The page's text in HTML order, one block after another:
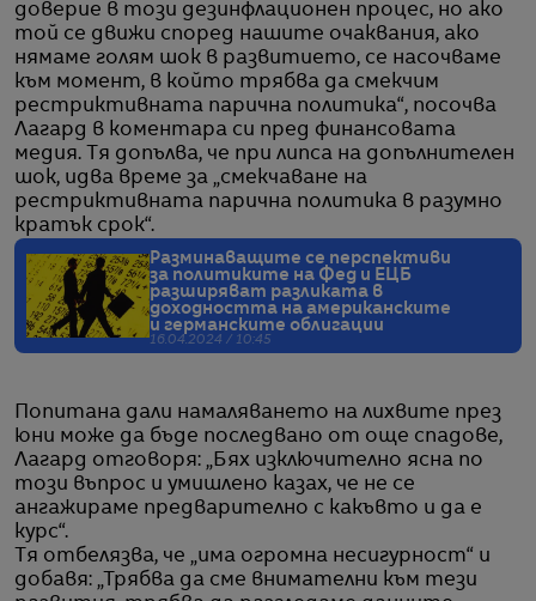
доверие в този дезинфлационен процес, но ако
той се движи според нашите очаквания, ако
нямаме голям шок в развитието, се насочваме
към момент, в който трябва да смекчим
рестриктивната парична политика“, посочва
Лагард в коментара си пред финансовата
медия. Тя допълва, че при липса на допълнителен
шок, идва време за „смекчаване на
рестриктивната парична политика в разумно
кратък срок“.
Разминаващите се перспективи
за политиките на Фед и ЕЦБ
разширяват разликата в
доходността на американските
и германските облигации
16.04.2024 / 10:45
Попитана дали намаляването на лихвите през
юни може да бъде последвано от още спадове,
Лагард отговоря: „Бях изключително ясна по
този въпрос и умишлено казах, че не се
ангажираме предварително с какъвто и да е
курс“.
Тя отбелязва, че „има огромна несигурност“ и
добавя: „Трябва да сме внимателни към тези